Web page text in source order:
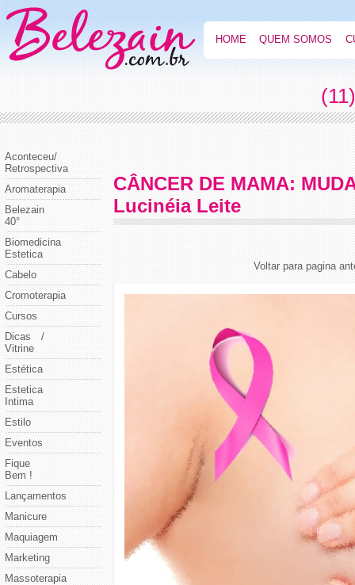
HOME QUEM SOMOS
Aconteceu/
Retrospectiva
Aromaterapia
Belezain
40°
Biomedicina
Estetica
Cabelo
Cromoterapia
Cursos
Dicas /
Vitrine
Estética
Estetica
Intima
Estilo
Eventos
Fique
Bem !
Lançamentos
Manicure
Maquiagem
Marketing
Massoterapia
CÂNCER DE MAMA:
Lucinéia Leite
Voltar para pagina